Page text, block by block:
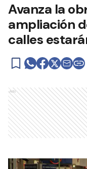
Avanza la
ampliación
calles
Ads